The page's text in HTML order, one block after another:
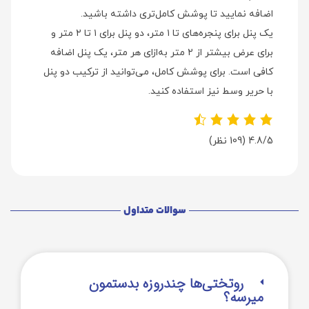
اضافه نمایید تا پوشش کامل‌تری داشته باشید.
یک پنل برای پنجره‌های تا ۱ متر، دو پنل برای ۱ تا ۲ متر و
برای عرض بیشتر از ۲ متر به‌ازای هر متر، یک پنل اضافه
کافی است. برای پوشش کامل، می‌توانید از ترکیب دو پنل
با حریر وسط نیز استفاده کنید.
4.8/5 (109 نظر)
سوالات متداول
روتختی‌‌ها چندروزه بدستمون
میرسه؟